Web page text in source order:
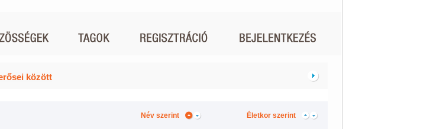
között
Név szerint Életkor szerint